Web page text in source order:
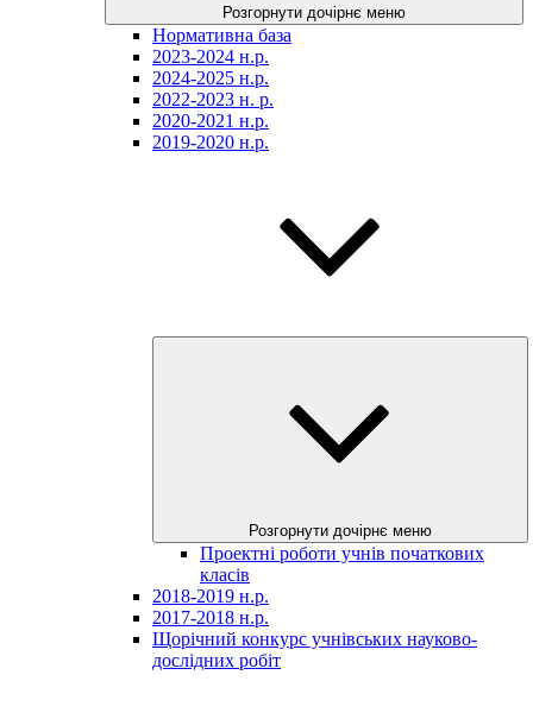
Розгорнути дочірнє меню
Нормативна база
2023-2024 н.р.
2024-2025 н.р.
2022-2023 н. р.
2020-2021 н.р.
2019-2020 н.р.
Розгорнути дочірнє меню
Проектні роботи учнів початкових
класів
2018-2019 н.р.
2017-2018 н.р.
Щорічний конкурс учнівських науково-
дослідних робіт